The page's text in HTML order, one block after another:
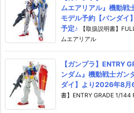
ムエアリアル』機動戦
モデル予約【バンダ
予定♪
【取扱説明書】
ムエアリアル
【ガンプラ】ENTRY
ンダム』機動戦士ガン
ダイ】より2026年8月
書】ENTRY GRADE 1/144